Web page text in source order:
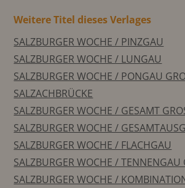
Weitere Titel dieses Verlages
SALZBURGER WOCHE / PINZGAU
SALZBURGER WOCHE / LUNGAU
SALZBURGER WOCHE / PONGAU
SALZACHBRÜCKE
SALZBURGER WOCHE / GESAMT
SALZBURGER WOCHE /
SALZBURGER WOCHE / FLACHGAU
SALZBURGER WOCHE / TENNENGAU
SALZBURGER WOCHE /